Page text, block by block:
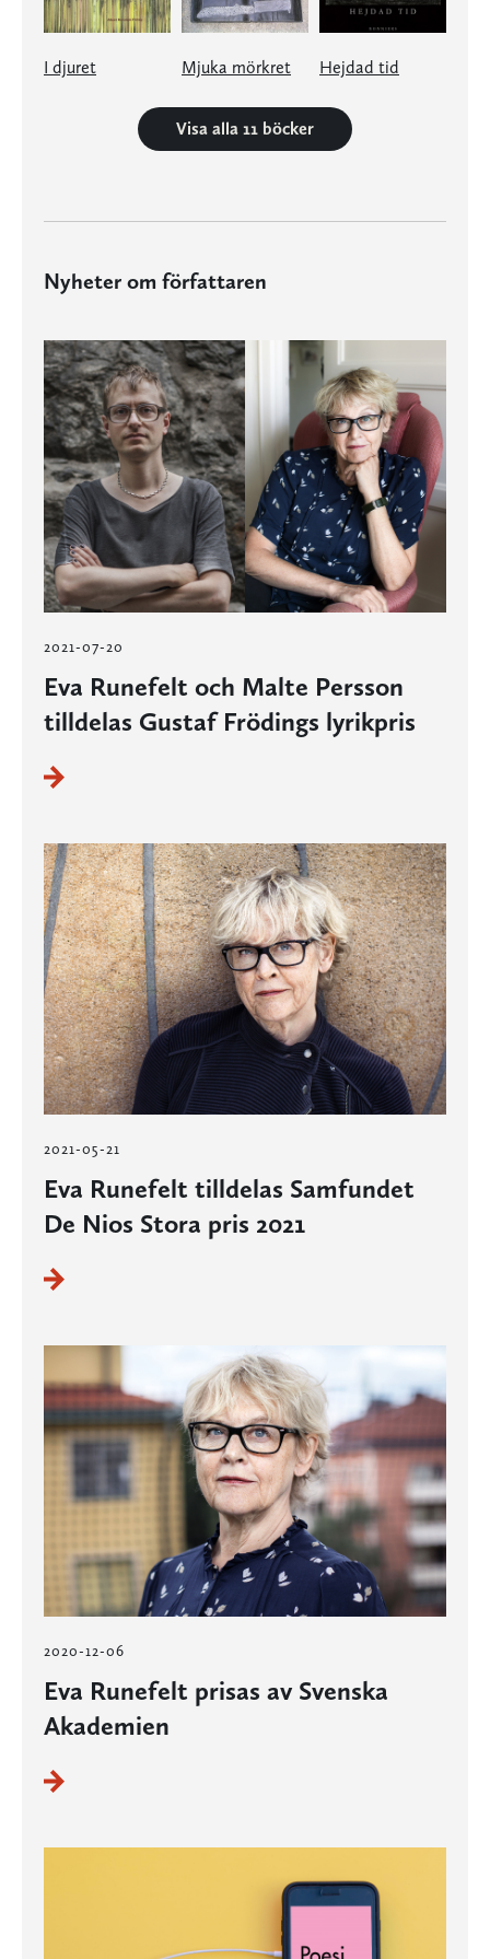
I djuret Mjuka mörkret Hejdad tid
Visa alla 11 böcker
Nyheter om författaren
2021-07-20
Eva Runefelt och Malte Persson
tilldelas Gustaf Frödings lyrikpris
2021-05-21
Eva Runefelt tilldelas Samfundet
De Nios Stora pris 2021
2020-12-06
Eva Runefelt prisas av Svenska
Akademien